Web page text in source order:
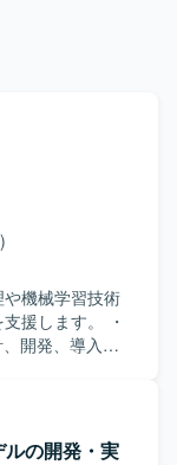
や機械学習技術
援します。 ・
開発、導入に
の開発・実